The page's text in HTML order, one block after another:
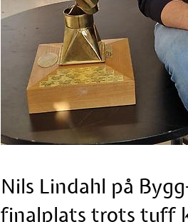
Nils Lindahl på
finalplats trots tuff